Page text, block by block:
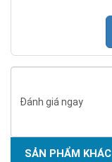
Đánh giá ngay
SẢN PHẨM KHÁC